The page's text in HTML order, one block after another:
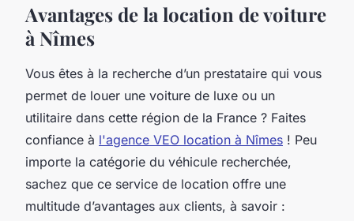
Avantages de la location de voiture
à Nîmes
Vous êtes à la recherche d’un prestataire qui vous
permet de louer une voiture de luxe ou un
utilitaire dans cette région de la France ? Faites
confiance à l'agence VEO location à Nîmes ! Peu
importe la catégorie du véhicule recherchée,
sachez que ce service de location offre une
multitude d’avantages aux clients, à savoir :